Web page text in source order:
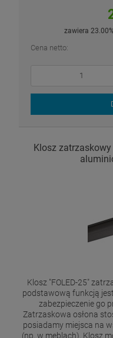
zawiera
Cena netto:
Klosz
Klosz "FOLED-25"
podstawową funkcją
zabezpieczenie go
Zatrzaskowa osłona
posiadamy miejsca na
(np. w meblach). Klosz